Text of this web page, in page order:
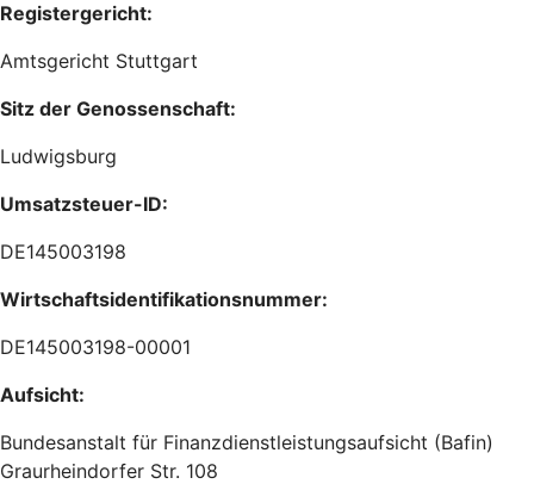
Registergericht:
Amtsgericht Stuttgart
Sitz der Genossenschaft:
Ludwigsburg
Umsatzsteuer-ID:
DE145003198
Wirtschaftsidentifikationsnummer:
DE145003198-00001
Aufsicht:
Bundesanstalt für Finanzdienstleistungsaufsicht (Bafin)
Graurheindorfer Str. 108